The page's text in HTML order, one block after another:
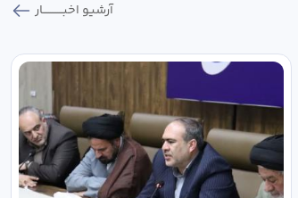
آرشیو اخبـــــــــــار